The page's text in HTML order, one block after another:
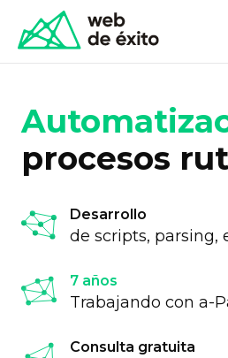
procesos
Desarrollo
de scripts, parsing,
7 años
Trabajando con a-
Consulta gratuita